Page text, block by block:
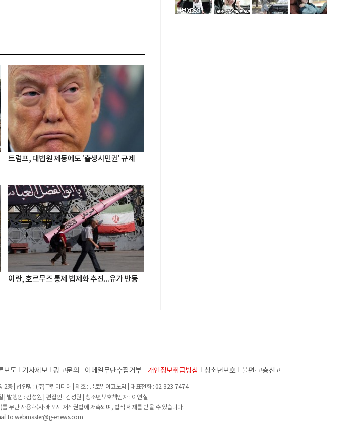
트럼프, 대법원 제동에도 '출생시민권' 규제
이란, 호르무즈 통제 법제화 추진...유가 반등
보도 기사제보 광고문의 이메일무단수집거부 개인정보취급방침 청소년보호 불편∙고충신고
층 | 법인명 : (주)그린미디어 | 제호 : 글로벌이코노믹 | 대표전화 : 02-323-7474
발행인 : 김성원 | 편집인 : 김성원 | 청소년보호책임자 : 이연실
무단 사용·복사·배포시 저작권법에 저촉되며, 법적 제재를 받을 수 있습니다.
to webmaster@g-enews.com